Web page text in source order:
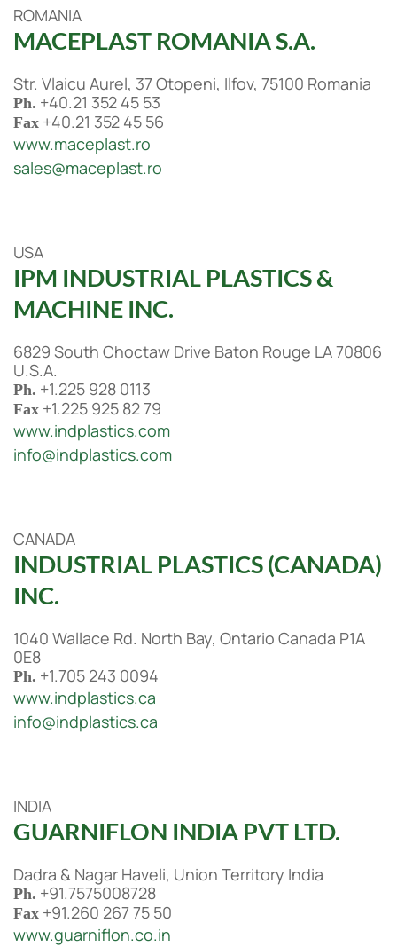
ROMANIA
MACEPLAST ROMANIA S.A.
Str. Vlaicu Aurel, 37 Otopeni, Ilfov, 75100 Romania
Ph. +40.21 352 45 53
Fax +40.21 352 45 56
www.maceplast.ro
sales@maceplast.ro
USA
IPM INDUSTRIAL PLASTICS &
MACHINE INC.
6829 South Choctaw Drive Baton Rouge LA 70806
U.S.A.
Ph. +1.225 928 0113
Fax +1.225 925 82 79
www.indplastics.com
info@indplastics.com
CANADA
INDUSTRIAL PLASTICS (CANADA)
INC.
1040 Wallace Rd. North Bay, Ontario Canada P1A
0E8
Ph. +1.705 243 0094
www.indplastics.ca
info@indplastics.ca
INDIA
GUARNIFLON INDIA PVT LTD.
Dadra & Nagar Haveli, Union Territory India
Ph. +91.7575008728
Fax +91.260 267 75 50
www.guarniflon.co.in